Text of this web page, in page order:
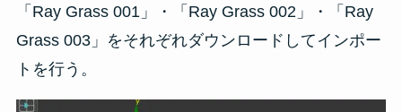
「Ray Grass 001」・「Ray Grass 002」・「Ray
Grass 003」をそれぞれダウンロードしてインポー
トを行う。